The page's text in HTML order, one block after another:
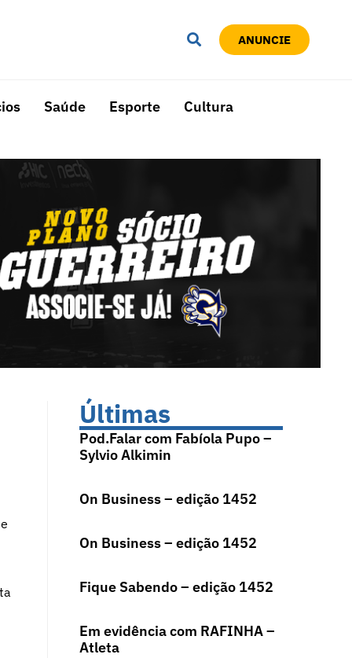
ANUNCIE
Saúde Esporte Cultura
Últimas
Pod.Falar com Fabíola Pupo –
Sylvio Alkimin
On Business – edição 1452
On Business – edição 1452
Fique Sabendo – edição 1452
Em evidência com RAFINHA –
Atleta